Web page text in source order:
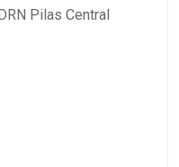
Pilas Central